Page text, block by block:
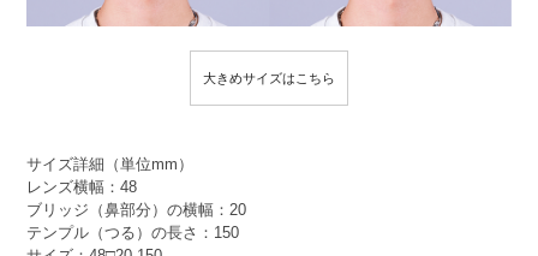
大きめサイズはこちら
サイズ詳細（単位mm）
レンズ横幅：48
ブリッジ（鼻部分）の横幅：20
テンプル（つる）の長さ：150